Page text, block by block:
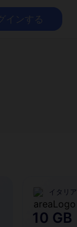
インする
イタリア
10 GB